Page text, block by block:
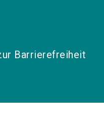
Barrierefreiheit